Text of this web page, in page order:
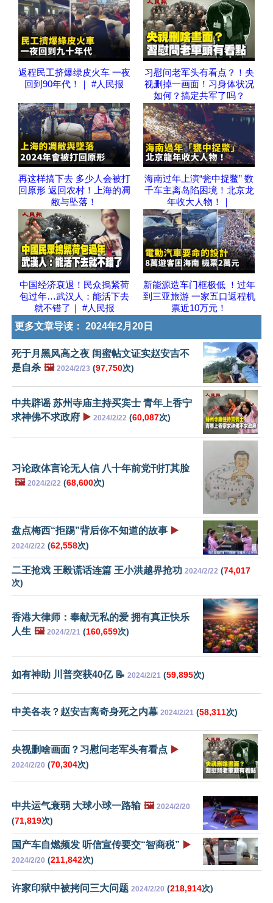
返程民工挤爆绿皮火车 一夜
回到90年代！｜ #人民报
习慰问老军头有看点？！央
视删掉一画面！习身体状况
如何？搞定共军了吗？
再这样搞下去 多少人会被打
回原形 返回农村！上海的凋
敝与坠落！
海南过年上演“瓮中捉鳖” 数
千车主离岛陷困境！北京龙
年收大人物！｜
中国经济衰退！民众摀紧荷
包过年…武汉人：能活下去
就不错了｜ #人民报
新能源造车门框极低 ！过年
到三亚旅游 一家五口返程机
票近10万元！
更多文章导读： 2024年2月20日
死于月黑风高之夜 闺蜜帖文证实赵安吉不
是自杀 🖼️ 2024/2/23 (97,750次)
中共辟谣 苏州寺庙主持买宾士 青年上香宁
求神佛不求政府 ▶️ 2024/2/22 (60,087次)
习论政体言论无人信 八十年前党刊打其脸
🖼️ 2024/2/22 (68,600次)
盘点梅西“拒踢”背后你不知道的故事 ▶️
2024/2/22 (62,558次)
二王抢戏 王毅谎话连篇 王小洪越界抢功 2024/2/22 (74,017
次)
香港大律师：奉献无私的爱 拥有真正快乐
人生 🖼️ 2024/2/21 (160,659次)
如有神助 川普突获40亿 📝 2024/2/21 (59,895次)
中美各表？赵安吉离奇身死之内幕 2024/2/21 (58,311次)
央视删啥画面？习慰问老军头有看点 ▶️
2024/2/20 (70,304次)
中共运气衰弱 大球小球一路输 🖼️ 2024/2/20
(71,819次)
国产车自燃频发 听信宣传要交“智商税” ▶️
2024/2/20 (211,842次)
许家印狱中被拷问三大问题 2024/2/20 (218,914次)